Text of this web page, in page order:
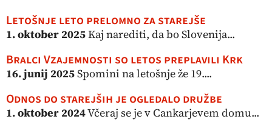
Letošnje leto prelomno za starejše
1. oktober 2025Kaj narediti, da bo Slovenija...
Bralci Vzajemnosti so letos preplavili Krk
16. junij 2025Spomini na letošnje že 19....
Odnos do starejših je ogledalo družbe
1. oktober 2024Včeraj se je v Cankarjevem domu...